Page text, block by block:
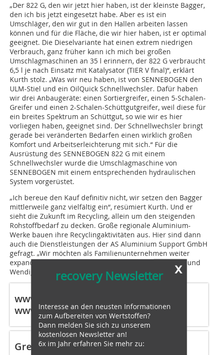
„Der 822 G, den wir jetzt hier haben, ist der kleinste Bagger,
den ich bis jetzt eingesetzt habe. Aber es ist ein
Umschläger, den wir gut in den Hallen arbeiten lassen
können und für die Fläche, die wir hier haben, ist er optimal
geeignet. Die Dieselvariante hat einen extrem niedrigen
Verbrauch, ganz früher kann ich mich bei großen
Umschlagmaschinen an 35 l erinnern, der 822 G verbraucht
6,5 l je nach Einsatz mit Katalysator (TIER V final)“, erklärt
Kurth stolz. „Was wir neu haben, ist von SENNEBOGEN den
ULM-Stiel und ein OilQuick Schnellwechsler. Dafür haben
wir drei Anbaugeräte: einen Sortiergreifer, einen 5-Schalen-
Greifer und einen 2-Schalen-Schüttgutgreifer, weil diese für
ein breites Spektrum an Schüttgut, so wie wir es hier
vorliegen haben, geeignet sind. Der Schnellwechsler bringt
gerade bei veränderten Bedarfen einen wirklich großen
Komfort und Arbeitserleichterung mit sich.“ Für die
Ausrüstung des SENNEBOGEN 822 G mit einem
Schnellwechsler wurde die Umschlagmaschine von
SENNEBOGEN mit einem entsprechenden hydraulischen
System vorgerüstet.
„Ich bereue den Kauf definitiv nicht, wir setzen den Bagger
mittlerweile ganz vielfältig ein“, resümiert Kurth. Und er
sieht die Zukunft im Recycling, allein um den steigenden
Rohstoffbedarf zu decken. Große regionale Aluminium-
Werke bauen ihre Recyclingaktivitäten aus. Hier sind dann
auch die Dienstleistungen der AS Aluminium Support GmbH
gefragt. „Wir möchten als Familienunternehmen weiter
expandieren und uns unsere Flexibilität, Schnelligkeit und
Wendigkeit erhalten“, so Kurth.
www.alu-support.de
www.sennebogen.com
Green Efficiency Technologie
x
recovery Newsletter
Interesse an den neusten Informationen
zum Aufbereiten von Wertstoffen?
Dann melden Sie sich zu unserem
kostenlosen Newsletter an!
6x im Jahr erfahren Sie mehr zu: